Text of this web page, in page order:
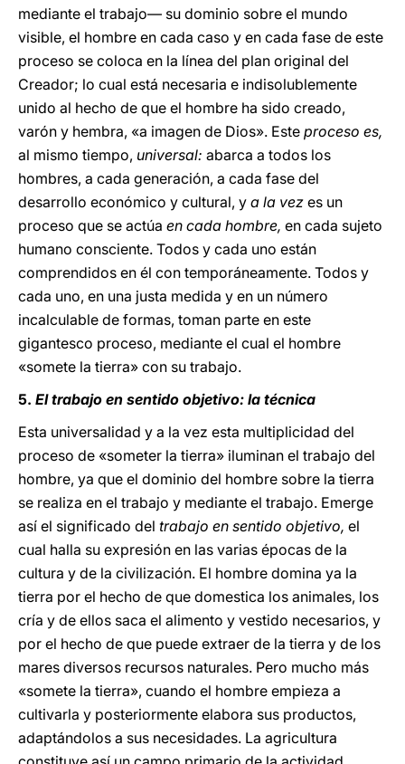
mediante el trabajo— su dominio sobre el mundo
visible, el hombre en cada caso y en cada fase de este
proceso se coloca en la línea del plan original del
Creador; lo cual está necesaria e indisolublemente
unido al hecho de que el hombre ha sido creado,
varón y hembra, «a imagen de Dios». Este proceso es,
al mismo tiempo, universal: abarca a todos los
hombres, a cada generación, a cada fase del
desarrollo económico y cultural, y a la vez es un
proceso que se actúa en cada hombre, en cada sujeto
humano consciente. Todos y cada uno están
comprendidos en él con temporáneamente. Todos y
cada uno, en una justa medida y en un número
incalculable de formas, toman parte en este
gigantesco proceso, mediante el cual el hombre
«somete la tierra» con su trabajo.
5. El trabajo en sentido objetivo: la técnica
Esta universalidad y a la vez esta multiplicidad del
proceso de «someter la tierra» iluminan el trabajo del
hombre, ya que el dominio del hombre sobre la tierra
se realiza en el trabajo y mediante el trabajo. Emerge
así el significado del trabajo en sentido objetivo, el
cual halla su expresión en las varias épocas de la
cultura y de la civilización. El hombre domina ya la
tierra por el hecho de que domestica los animales, los
cría y de ellos saca el alimento y vestido necesarios, y
por el hecho de que puede extraer de la tierra y de los
mares diversos recursos naturales. Pero mucho más
«somete la tierra», cuando el hombre empieza a
cultivarla y posteriormente elabora sus productos,
adaptándolos a sus necesidades. La agricultura